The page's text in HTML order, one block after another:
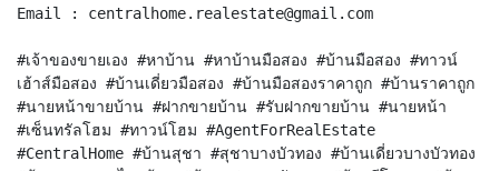
​​​​​​​Email : centralhome.realestate@gmail.com
#เจ้าของขายเอง #หาบ้าน #หาบ้านมือสอง #บ้านมือสอง #ทาวน์
เฮ้าส์มือสอง #บ้านเดี่ยวมือสอง #บ้านมือสองราคาถูก #บ้านราคาถูก
#นายหน้าขายบ้าน #ฝากขายบ้าน #รับฝากขายบ้าน #นายหน้า
#เซ็นทรัลโฮม #ทาวน์โฮม #AgentForRealEstate
#CentralHome #บ้านสุชา #สุชาบางบัวทอง #บ้านเดี่ยวบางบัวทอง